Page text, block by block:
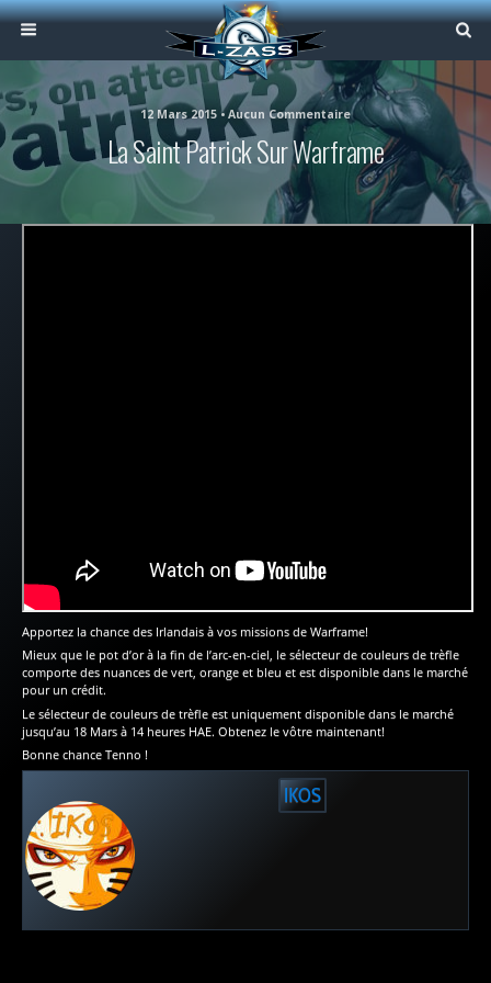
12 Mars 2015 • Aucun Commentaire
La Saint Patrick Sur Warframe
Apportez la chance des Irlandais à vos missions de Warframe!
Mieux que le pot d’or à la fin de l’arc-en-ciel, le sélecteur de couleurs de trèfle
comporte des nuances de vert, orange et bleu et est disponible dans le marché
pour un crédit.
Le sélecteur de couleurs de trèfle est uniquement disponible dans le marché
jusqu’au 18 Mars à 14 heures HAE. Obtenez le vôtre maintenant!
Bonne chance Tenno !
IKOS